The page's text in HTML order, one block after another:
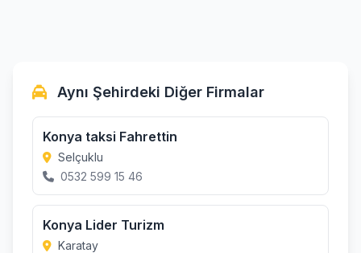
Aynı Şehirdeki Diğer Firmalar
Konya taksi Fahrettin
Selçuklu
0532 599 15 46
Konya Lider Turizm
Karatay